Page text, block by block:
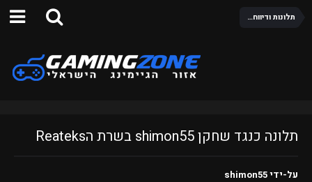
תלונות ודיווחים
תלונה כנגד שחקן shimon55 בשרת הReateks
על-ידיshimon55